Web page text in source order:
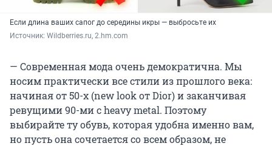
Если длина ваших сапог до середины икры — выбросьте их
Источник: Wildberries.ru, 2.hm.com
— Современная мода очень демократична. Мы
носим практически все стили из прошлого века:
начиная от 50-х (new look от Dior) и заканчивая
ревущими 90-ми с heavy metal. Поэтому
выбирайте ту обувь, которая удобна именно вам,
но пусть она сочетается со всем образом, не